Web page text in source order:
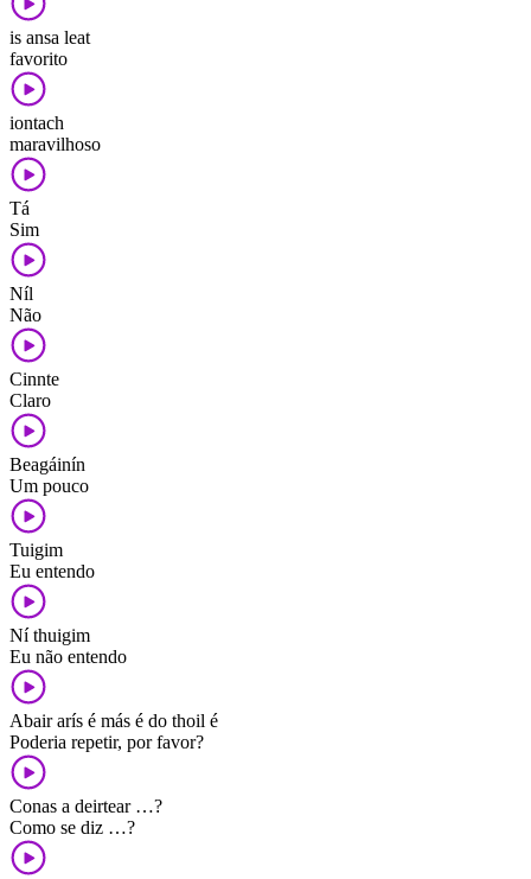
is ansa leat
favorito
iontach
maravilhoso
Tá
Sim
Níl
Não
Cinnte
Claro
Beagáinín
Um pouco
Tuigim
Eu entendo
Ní thuigim
Eu não entendo
Abair arís é más é do thoil é
Poderia repetir, por favor?
Conas a deirtear …?
Como se diz …?